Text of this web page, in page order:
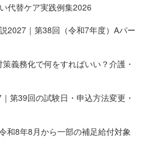
代替ケア実践例集2026
2027｜第38回（令和7年度）Aパー
義務化で何をすればいい？介護・
第39回の試験日・申込方法変更・
和8年8月から一部の補足給付対象